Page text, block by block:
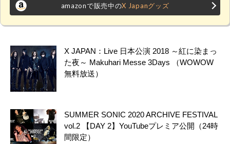
amazonで販売中のX Japanグッズ
X JAPAN：Live 日本公演 2018 ～紅に染まっ
た夜～ Makuhari Messe 3Days （WOWOW
無料放送）
SUMMER SONIC 2020 ARCHIVE FESTIVAL
vol.2 【DAY 2】YouTubeプレミア公開（24時
間限定）